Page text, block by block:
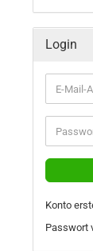
Login
E-
Mail-
Adresse
Konto
Passwort